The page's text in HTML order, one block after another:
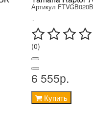
Артикул
(0)
6 555р.
Купить